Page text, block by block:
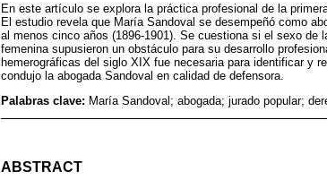
En este artículo se explora la práctica profesional de la
El estudio revela que María Sandoval se desempeñó como
al menos cinco años (1896-1901). Se cuestiona si el sexo
femenina supusieron un obstáculo para su desarrollo
hemerográficas del siglo XIX fue necesaria para identificar y
condujo la abogada Sandoval en calidad de defensora.
Palabras clave: María Sandoval; abogada; jurado popular;
ABSTRACT